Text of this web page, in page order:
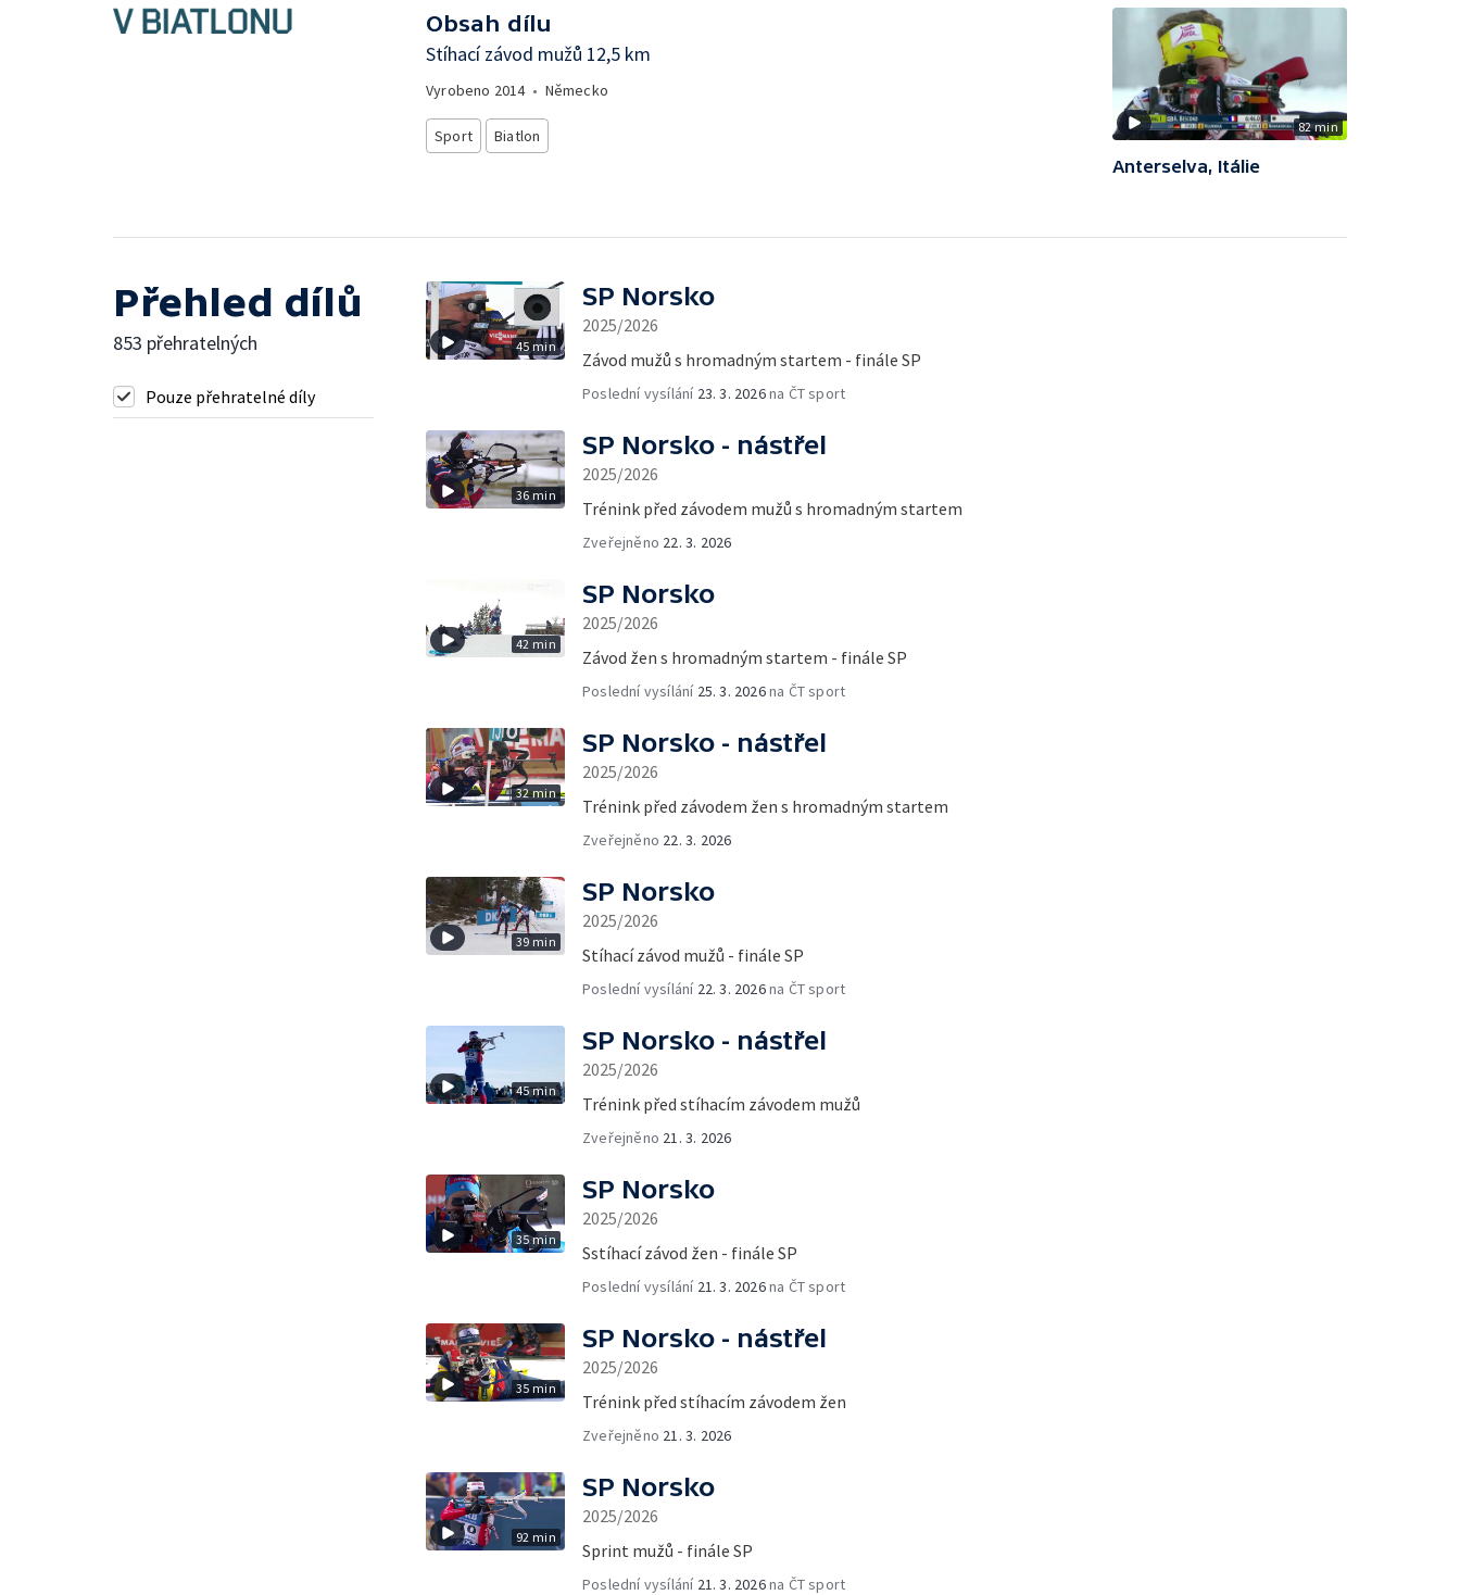
Obsah dílu
Stíhací závod mužů 12,5 km
Vyrobeno 2014• Německo
Sport Biatlon 82 min
Anterselva, Itálie
Přehled dílů
853 přehratelných
Pouze přehratelné díly
45 min
SP Norsko
2025/2026
Závod mužů s hromadným startem - finále SP
Poslední vysílání 23. 3. 2026na ČT sport
36 min
SP Norsko - nástřel
2025/2026
Trénink před závodem mužů s hromadným startem
Zveřejněno 22. 3. 2026
42 min
SP Norsko
2025/2026
Závod žen s hromadným startem - finále SP
Poslední vysílání 25. 3. 2026na ČT sport
32 min
SP Norsko - nástřel
2025/2026
Trénink před závodem žen s hromadným startem
Zveřejněno 22. 3. 2026
39 min
SP Norsko
2025/2026
Stíhací závod mužů - finále SP
Poslední vysílání 22. 3. 2026na ČT sport
45 min
SP Norsko - nástřel
2025/2026
Trénink před stíhacím závodem mužů
Zveřejněno 21. 3. 2026
35 min
SP Norsko
2025/2026
Sstíhací závod žen - finále SP
Poslední vysílání 21. 3. 2026na ČT sport
35 min
SP Norsko - nástřel
2025/2026
Trénink před stíhacím závodem žen
Zveřejněno 21. 3. 2026
92 min
SP Norsko
2025/2026
Sprint mužů - finále SP
Poslední vysílání 21. 3. 2026na ČT sport